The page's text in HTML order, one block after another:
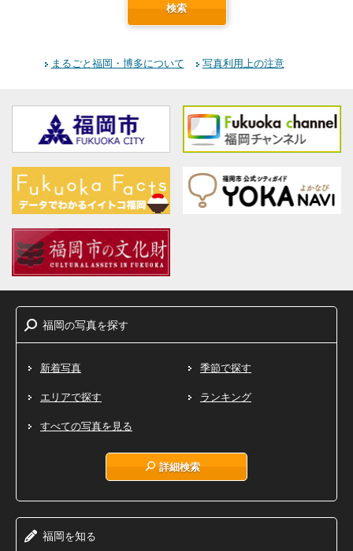
検索
まるごと福岡・博多について 写真利用上の注意
福岡の写真を探す
新着写真 季節で探す
エリアで探す ランキング
すべての写真を見る
詳細検索
福岡を知る